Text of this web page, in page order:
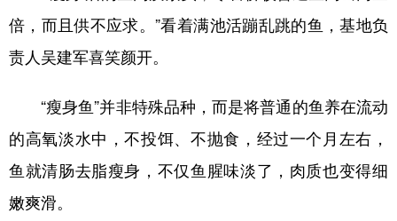
法律 中央文件 金融 汽车
食品 人居
学术中国 乡村振兴 银龄 溯源中国
城市 旅游 能源 会展
彩票 娱乐 时尚 悦读
公益
倍，而且供不应求。”看着满池活蹦乱跳的鱼，基地负
责人吴建军喜笑颜开。
“瘦身鱼”并非特殊品种，而是将普通的鱼养在流动
的高氧淡水中，不投饵、不抛食，经过一个月左右，
鱼就清肠去脂瘦身，不仅鱼腥味淡了，肉质也变得细
嫩爽滑。